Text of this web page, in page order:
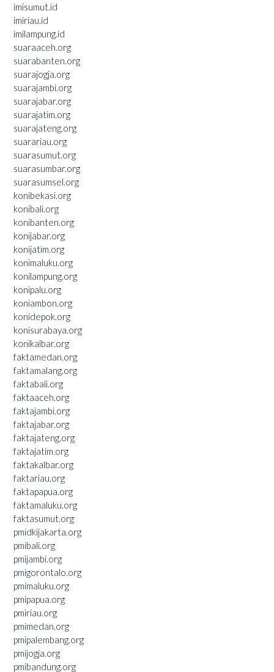
imisumut.id
imiriau.id
imilampung.id
suaraaceh.org
suarabanten.org
suarajogja.org
suarajambi.org
suarajabar.org
suarajatim.org
suarajateng.org
suarariau.org
suarasumut.org
suarasumbar.org
suarasumsel.org
konibekasi.org
konibali.org
konibanten.org
konijabar.org
konijatim.org
konimaluku.org
konilampung.org
konipalu.org
koniambon.org
konidepok.org
konisurabaya.org
konikalbar.org
faktamedan.org
faktamalang.org
faktabali.org
faktaaceh.org
faktajambi.org
faktajabar.org
faktajateng.org
faktajatim.org
faktakalbar.org
faktariau.org
faktapapua.org
faktamaluku.org
faktasumut.org
pmidkijakarta.org
pmibali.org
pmijambi.org
pmigorontalo.org
pmimaluku.org
pmipapua.org
pmiriau.org
pmimedan.org
pmipalembang.org
pmijogja.org
pmibandung.org